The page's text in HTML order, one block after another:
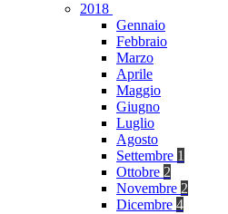
2018
Gennaio
Febbraio
Marzo
Aprile
Maggio
Giugno
Luglio
Agosto
Settembre 1
Ottobre 2
Novembre 2
Dicembre 4